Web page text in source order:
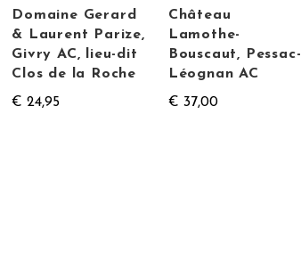
Domaine Gerard
& Laurent Parize,
Givry AC, lieu-dit
Clos de la Roche
€ 24,95
Château
Lamothe-
Bouscaut, Pessac-
Léognan AC
€ 37,00